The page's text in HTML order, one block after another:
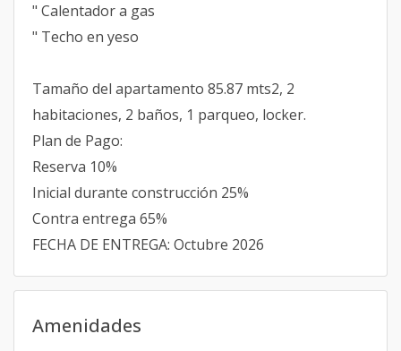
" Calentador a gas
" Techo en yeso
Tamaño del apartamento 85.87 mts2, 2
habitaciones, 2 baños, 1 parqueo, locker.
Plan de Pago:
Reserva 10%
Inicial durante construcción 25%
Contra entrega 65%
FECHA DE ENTREGA: Octubre 2026
Amenidades